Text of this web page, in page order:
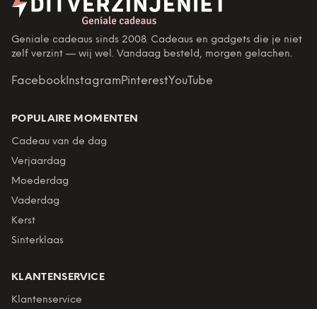
Geniale cadeaus sinds 2008. Cadeaus en gadgets die je niet
zelf verzint — wij wel. Vandaag besteld, morgen gelachen.
Facebook InstagramPinterestYouTube
POPULAIRE MOMENTEN
Cadeau van de dag
Verjaardag
Moederdag
Vaderdag
Kerst
Sinterklaas
KLANTENSERVICE
Klantenservice